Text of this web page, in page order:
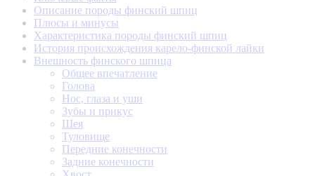
Описание породы финский шпиц
Плюсы и минусы
Характеристика породы финский шпиц
История происхождения карело-финской лайки
Внешность финского шпица
Общее впечатление
Голова
Нос, глаза и уши
Зубы и прикус
Шея
Туловище
Передние конечности
Задние конечности